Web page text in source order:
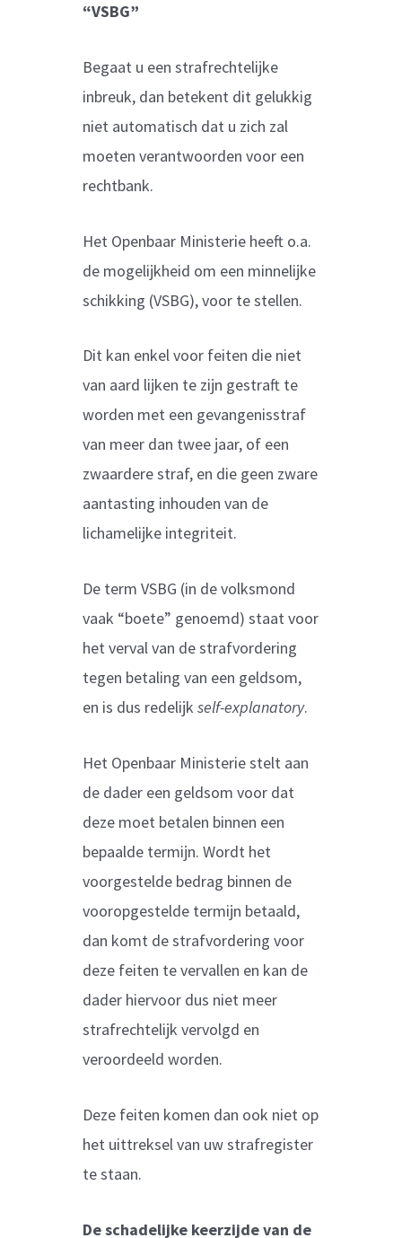
“VSBG”
Begaat u een strafrechtelijke
inbreuk, dan betekent dit gelukkig
niet automatisch dat u zich zal
moeten verantwoorden voor een
rechtbank.
Het Openbaar Ministerie heeft o.a.
de mogelijkheid om een minnelijke
schikking (VSBG), voor te stellen.
Dit kan enkel voor feiten die niet
van aard lijken te zijn gestraft te
worden met een gevangenisstraf
van meer dan twee jaar, of een
zwaardere straf, en die geen zware
aantasting inhouden van de
lichamelijke integriteit.
De term VSBG (in de volksmond
vaak “boete” genoemd) staat voor
het verval van de strafvordering
tegen betaling van een geldsom,
en is dus redelijk self-explanatory.
Het Openbaar Ministerie stelt aan
de dader een geldsom voor dat
deze moet betalen binnen een
bepaalde termijn. Wordt het
voorgestelde bedrag binnen de
vooropgestelde termijn betaald,
dan komt de strafvordering voor
deze feiten te vervallen en kan de
dader hiervoor dus niet meer
strafrechtelijk vervolgd en
veroordeeld worden.
Deze feiten komen dan ook niet op
het uittreksel van uw strafregister
te staan.
De schadelijke keerzijde van de